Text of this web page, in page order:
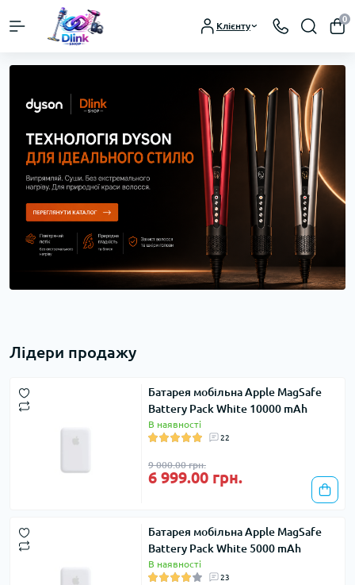
Клієнту
0
Лідери продажу
Батарея мобільна Apple MagSafe
Battery Pack White 10000 mAh
В наявності
22
9 000.00 грн.
6 999.00 грн.
Батарея мобільна Apple MagSafe
Battery Pack White 5000 mAh
В наявності
23